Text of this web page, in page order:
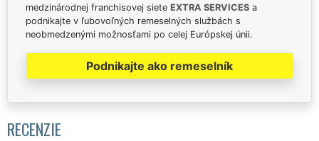
medzinárodnej franchisovej siete EXTRA SERVICES a
podnikajte v ľubovoľných remeselných službách s
neobmedzenými možnosťami po celej Európskej únii.
Podnikajte ako remeselník
RECENZIE